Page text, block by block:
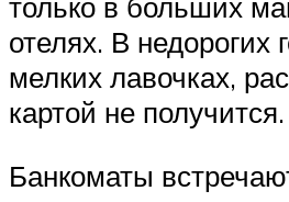
отелях. В недорогих
мелких лавочках,
картой не получится.
Банкоматы